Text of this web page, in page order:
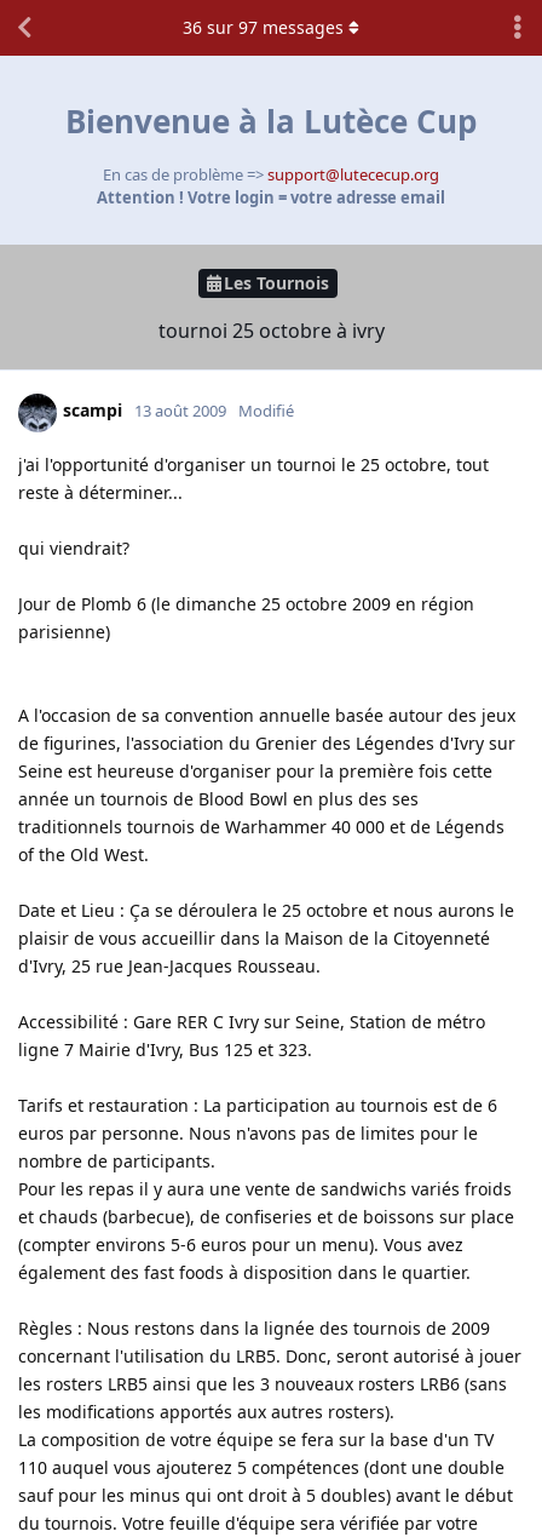
Bienvenue à la Lutèce Cup
En cas de problème =>support@lutececup.org
Attention ! Votre login = votre adresse email
Les Tournois
tournoi 25 octobre à ivry
36 sur 97 messages
scampi 13 août 2009 Modifié
j'ai l'opportunité d'organiser un tournoi le 25 octobre, tout
reste à déterminer...
qui viendrait?
Jour de Plomb 6 (le dimanche 25 octobre 2009 en région
parisienne)
A l'occasion de sa convention annuelle basée autour des jeux
de figurines, l'association du Grenier des Légendes d'Ivry sur
Seine est heureuse d'organiser pour la première fois cette
année un tournois de Blood Bowl en plus des ses
traditionnels tournois de Warhammer 40 000 et de Légends
of the Old West.
Date et Lieu : Ça se déroulera le 25 octobre et nous aurons le
plaisir de vous accueillir dans la Maison de la Citoyenneté
d'Ivry, 25 rue Jean-Jacques Rousseau.
Accessibilité : Gare RER C Ivry sur Seine, Station de métro
ligne 7 Mairie d'Ivry, Bus 125 et 323.
Tarifs et restauration : La participation au tournois est de 6
euros par personne. Nous n'avons pas de limites pour le
nombre de participants.
Pour les repas il y aura une vente de sandwichs variés froids
et chauds (barbecue), de confiseries et de boissons sur place
(compter environs 5-6 euros pour un menu). Vous avez
également des fast foods à disposition dans le quartier.
Règles : Nous restons dans la lignée des tournois de 2009
concernant l'utilisation du LRB5. Donc, seront autorisé à jouer
les rosters LRB5 ainsi que les 3 nouveaux rosters LRB6 (sans
les modifications apportés aux autres rosters).
La composition de votre équipe se fera sur la base d'un TV
110 auquel vous ajouterez 5 compétences (dont une double
sauf pour les minus qui ont droit à 5 doubles) avant le début
du tournois. Votre feuille d'équipe sera vérifiée par votre